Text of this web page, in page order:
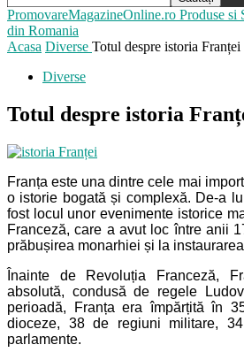
PromovareMagazineOnline.ro Produse si
din Romania
Acasa Diverse Totul despre istoria Franței
Diverse
Totul despre istoria
Franța este una dintre cele mai
o istorie bogată și complexă. De-a
fost locul unor evenimente istorice
Franceză, care a avut loc între anii
prăbușirea monarhiei și la
Înainte de Revoluția Franceză,
absolută, condusă de regele
perioadă, Franța era împărțită în
dioceze, 38 de regiuni militare,
parlamente.